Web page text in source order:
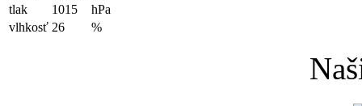
tlak
1015
hPa
vlhkosť 26 %